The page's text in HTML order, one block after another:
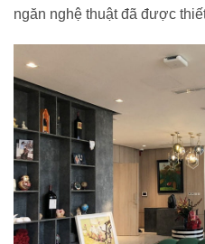
ngăn nghệ thuật đã được